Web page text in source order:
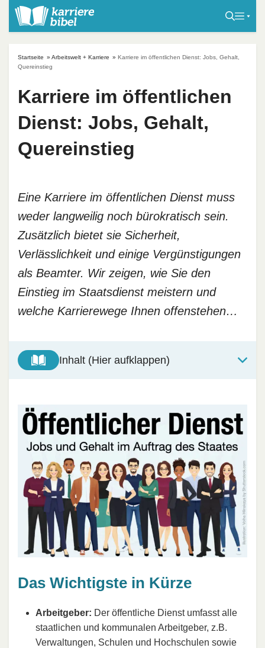
Startseite » Arbeitswelt + Karriere » Karriere im öffentlichen Dienst: Jobs, Gehalt,
Quereinstieg
Karriere im öffentlichen
Dienst: Jobs, Gehalt,
Quereinstieg
Eine Karriere im öffentlichen Dienst muss
weder langweilig noch bürokratisch sein.
Zusätzlich bietet sie Sicherheit,
Verlässlichkeit und einige Vergünstigungen
als Beamter. Wir zeigen, wie Sie den
Einstieg im Staatsdienst meistern und
welche Karrierewege Ihnen offenstehen…
Inhalt (Hier aufklappen)
Das Wichtigste in Kürze
Arbeitgeber: Der öffentliche Dienst umfasst alle
staatlichen und kommunalen Arbeitgeber, z.B.
Verwaltungen, Schulen und Hochschulen sowie